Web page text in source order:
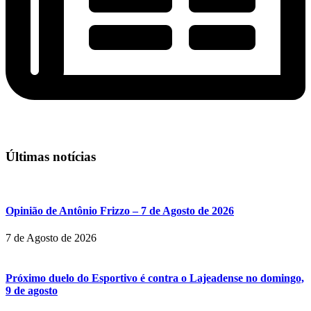
Últimas notícias
Opinião de Antônio Frizzo – 7 de Agosto de 2026
7 de Agosto de 2026
Próximo duelo do Esportivo é contra o Lajeadense no domingo,
9 de agosto